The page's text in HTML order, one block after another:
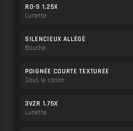
RO-S 1.25X
Lunette
SILENCIEUX ALLÉGÉ
Bouche
POIGNÉE COURTE TEXTURÉE
Sous le canon
3VZR 1.75X
Lunette